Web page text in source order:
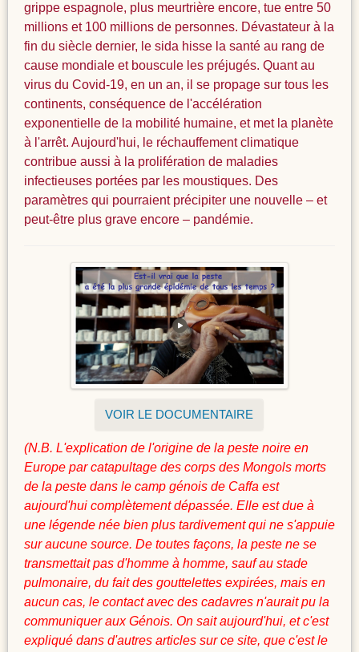
grippe espagnole, plus meurtrière encore, tue entre 50
millions et 100 millions de personnes. Dévastateur à la
fin du siècle dernier, le sida hisse la santé au rang de
cause mondiale et bouscule les préjugés. Quant au
virus du Covid-19, en un an, il se propage sur tous les
continents, conséquence de l'accélération
exponentielle de la mobilité humaine, et met la planète
à l'arrêt. Aujourd'hui, le réchauffement climatique
contribue aussi à la prolifération de maladies
infectieuses portées par les moustiques. Des
paramètres qui pourraient précipiter une nouvelle – et
peut-être plus grave encore – pandémie.
VOIR LE DOCUMENTAIRE
(N.B. L'explication de l'origine de la peste noire en
Europe par catapultage des corps des Mongols morts
de la peste dans le camp génois de Caffa est
aujourd'hui complètement dépassée. Elle est due à
une légende née bien plus tardivement qui ne s'appuie
sur aucune source. De toutes façons, la peste ne se
transmettait pas d'homme à homme, sauf au stade
pulmonaire, du fait des gouttelettes expirées, mais en
aucun cas, le contact avec des cadavres n'aurait pu la
communiquer aux Génois. On sait aujourd'hui, et c'est
expliqué dans d'autres articles sur ce site, que c'est le